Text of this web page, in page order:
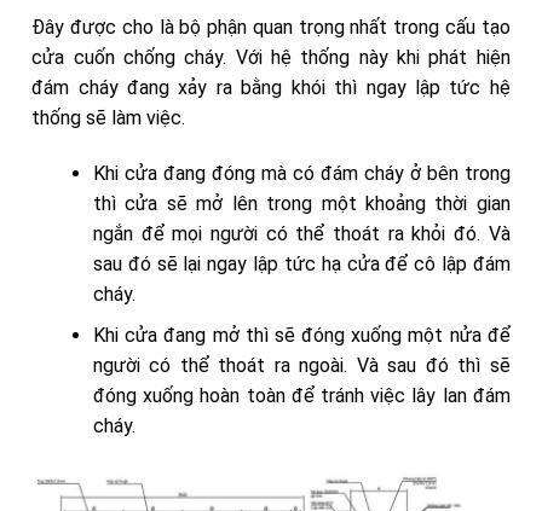
Đây được cho là bộ phận quan trọng nhất trong cấu tạo
cửa cuốn chống cháy. Với hệ thống này khi phát hiện
đám cháy đang xảy ra bằng khói thì ngay lập tức hệ
thống sẽ làm việc.
Khi cửa đang đóng mà có đám cháy ở bên trong
thì cửa sẽ mở lên trong một khoảng thời gian
ngắn để mọi người có thể thoát ra khỏi đó. Và
sau đó sẽ lại ngay lập tức hạ cửa để cô lập đám
cháy.
Khi cửa đang mở thì sẽ đóng xuống một nửa để
người có thể thoát ra ngoài. Và sau đó thì sẽ
đóng xuống hoàn toàn để tránh việc lây lan đám
cháy.